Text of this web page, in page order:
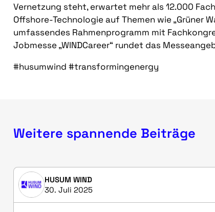
Vernetzung steht, erwartet mehr als 12.000
Offshore-Technologie auf Themen wie „Grüner
umfassendes Rahmenprogramm mit
Jobmesse „WINDCareer“ rundet das
#husumwind #transformingenergy
Weitere spannende Beiträge
HUSUM WIND
30. Juli 2025